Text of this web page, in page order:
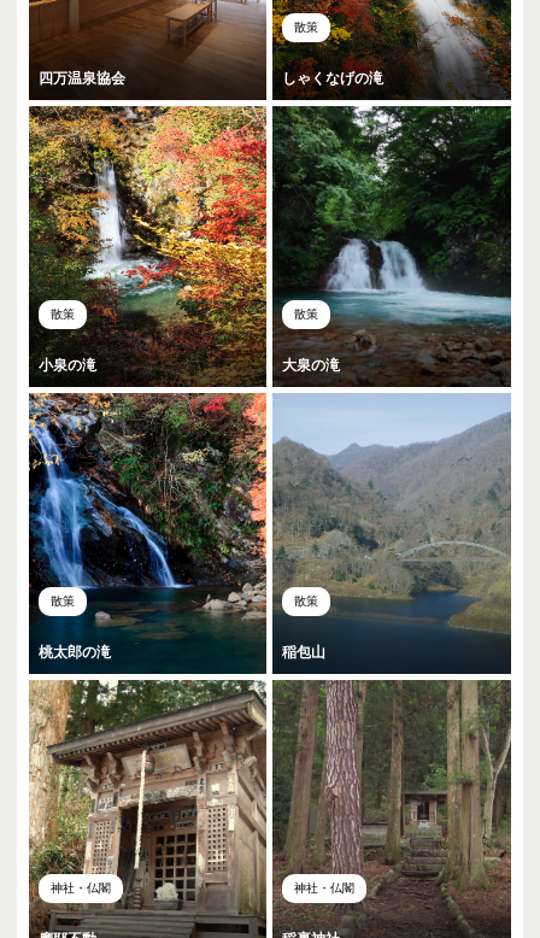
四万温泉協会
散策
しゃくなげの滝
散策
小泉の滝
散策
大泉の滝
散策
桃太郎の滝
散策
稲包山
神社・仏閣 神社・仏閣